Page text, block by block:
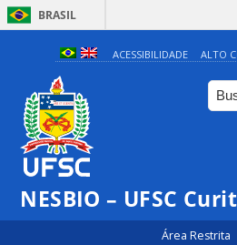
BRASIL
ACESSIBILIDADE ALTO
NESBIO – UFSC
Área Restrita